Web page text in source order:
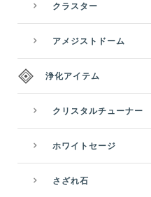
クラスター
アメジストドーム
浄化アイテム
クリスタルチューナー
ホワイトセージ
さざれ石